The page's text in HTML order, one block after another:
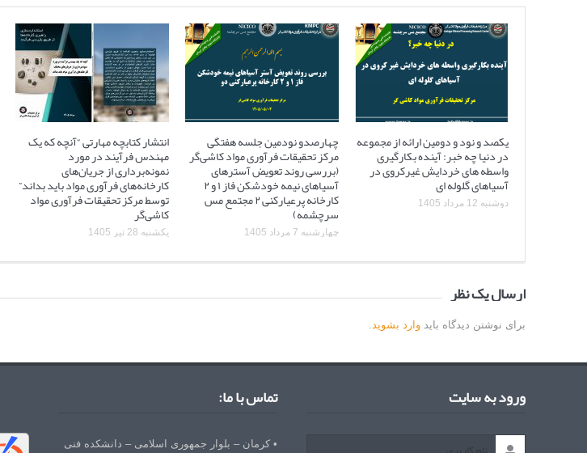
یکصد و نود و دومین ارائه از مجموعه
در دنیا چه خبر: آینده بکارگیری
واسطه های خردایش غیرکروی در
آسیاهای گلوله ای
دوشنبه 12 مرداد 1405
چهارصدو نودمین جلسه هفتگی
مرکز تحقیقات فرآوری مواد کاشی‌گر
(بررسی روند تعویض آسترهای
آسیاهای نیمه خودشکن فاز ۱ و ۲
کارخانه پرعیارکنی ۲ مجتمع مس
سرچشمه)
چهارشنبه 7 مرداد 1405
انتشار کتابچه مهارتی “آنچه که یک
مهندس فرآیند در مورد
نمونه‌برداری از جریان‌های
کارخانه‌های فرآوری مواد باید بداند”
توسط مرکز تحقیقات فرآوری مواد
کاشی‌گر
یکشنبه 28 تیر 1405
ارسال یک نظر
برای نوشتن دیدگاه بایدوارد بشوید
ورود به سایت تماس با ما:
• کرمان – بلوار جمهوری اسلامی – دانشکده فنی